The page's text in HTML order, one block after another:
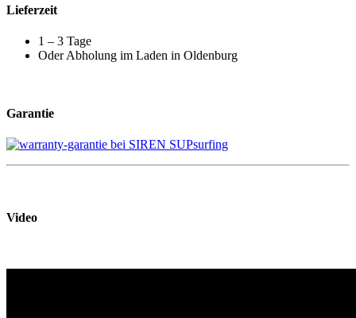
Lieferzeit
1 – 3 Tage
Oder Abholung im Laden in Oldenburg
Garantie
Video